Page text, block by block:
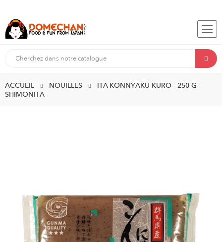
ACCUEIL NOUILLES
ITA KONNYAKU KURO - 250 G -
SHIMONITA